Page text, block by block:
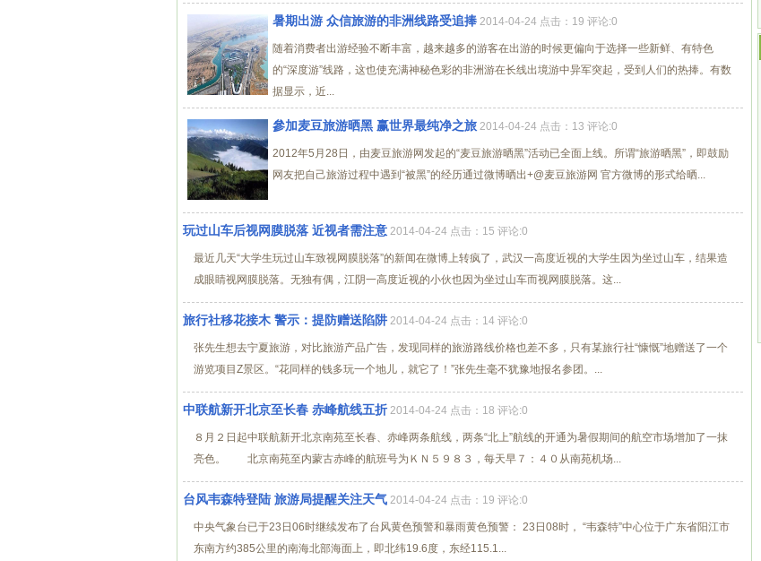
暑期出游 众信旅游的非洲线路受追捧 2014-04-24 点击：19 评论:0
随着消费者出游经验不断丰富，越来越多的游客在出游的时候更偏向于选择一些新鲜、有特色
的“深度游”线路，这也使充满神秘色彩的非洲游在长线出境游中异军突起，受到人们的热捧。有数
据显示，近...
參加麦豆旅游晒黑 赢世界最纯净之旅 2014-04-24 点击：13 评论:0
2012年5月28日，由麦豆旅游网发起的“麦豆旅游晒黑”活动已全面上线。所谓“旅游晒黑”，即鼓励
网友把自己旅游过程中遇到“被黑”的经历通过微博晒出+@麦豆旅游网 官方微博的形式给晒...
玩过山车后视网膜脱落 近视者需注意 2014-04-24 点击：15 评论:0
最近几天“大学生玩过山车致视网膜脱落”的新闻在微博上转疯了，武汉一高度近视的大学生因为坐过山车，结果造
成眼睛视网膜脱落。无独有偶，江阴一高度近视的小伙也因为坐过山车而视网膜脱落。这...
旅行社移花接木 警示：提防赠送陷阱 2014-04-24 点击：14 评论:0
张先生想去宁夏旅游，对比旅游产品广告，发现同样的旅游路线价格也差不多，只有某旅行社“慷慨”地赠送了一个
游览项目Z景区。“花同样的钱多玩一个地儿，就它了！”张先生毫不犹豫地报名参团。...
中联航新开北京至长春 赤峰航线五折 2014-04-24 点击：18 评论:0
８月２日起中联航新开北京南苑至长春、赤峰两条航线，两条“北上”航线的开通为暑假期间的航空市场增加了一抹
亮色。 北京南苑至内蒙古赤峰的航班号为ＫＮ５９８３，每天早７：４０从南苑机场...
台风韦森特登陆 旅游局提醒关注天气 2014-04-24 点击：19 评论:0
中央气象台已于23日06时继续发布了台风黄色预警和暴雨黄色预警： 23日08时， “韦森特”中心位于广东省阳江市
东南方约385公里的南海北部海面上，即北纬19.6度，东经115.1...